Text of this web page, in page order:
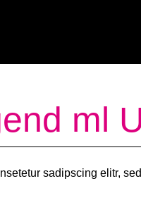
ml
sadipscing elitr,